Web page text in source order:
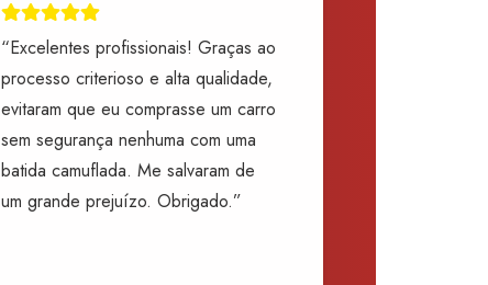
“Excelentes profissionais! Graças ao
processo criterioso e alta qualidade,
evitaram que eu comprasse um carro
sem segurança nenhuma com uma
batida camuflada. Me salvaram de
um grande prejuízo. Obrigado.”